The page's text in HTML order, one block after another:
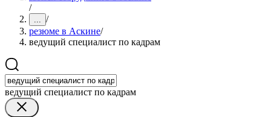
/
... /
резюме в Аскине/
ведущий специалист по кадрам
ведущий специалист по кадрам